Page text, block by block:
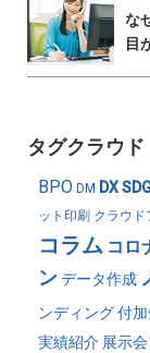
な
目
タグクラウド
BPO DM DX
ット印刷 クラウド
コラム コロ
ンデータ作成
ンディング付
実績紹介 展示会